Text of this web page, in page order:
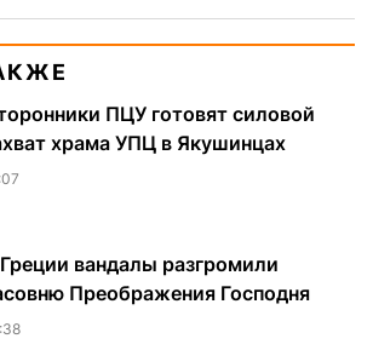
ПЦУ готовят силовой
храма УПЦ в Якушинцах
вандалы разгромили
Преображения Господня